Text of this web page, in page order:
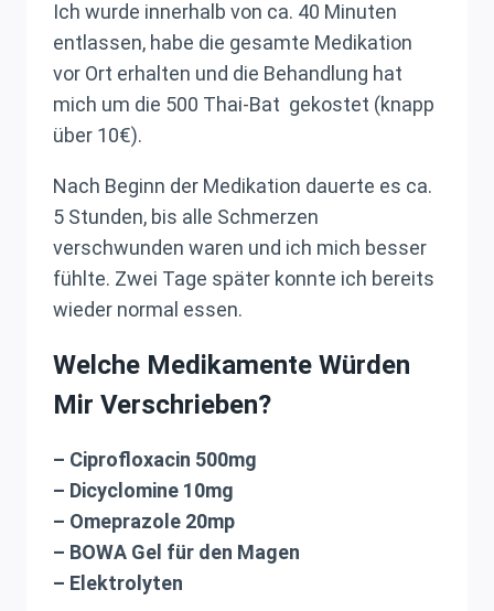
Ich wurde innerhalb von ca. 40 Minuten
entlassen, habe die gesamte Medikation
vor Ort erhalten und die Behandlung hat
mich um die 500 Thai-Bat gekostet (knapp
über 10€).
Nach Beginn der Medikation dauerte es ca.
5 Stunden, bis alle Schmerzen
verschwunden waren und ich mich besser
fühlte. Zwei Tage später konnte ich bereits
wieder normal essen.
Welche Medikamente Würden
Mir Verschrieben?
– Ciprofloxacin 500mg
– Dicyclomine 10mg
– Omeprazole 20mp
– BOWA Gel für den Magen
– Elektrolyten